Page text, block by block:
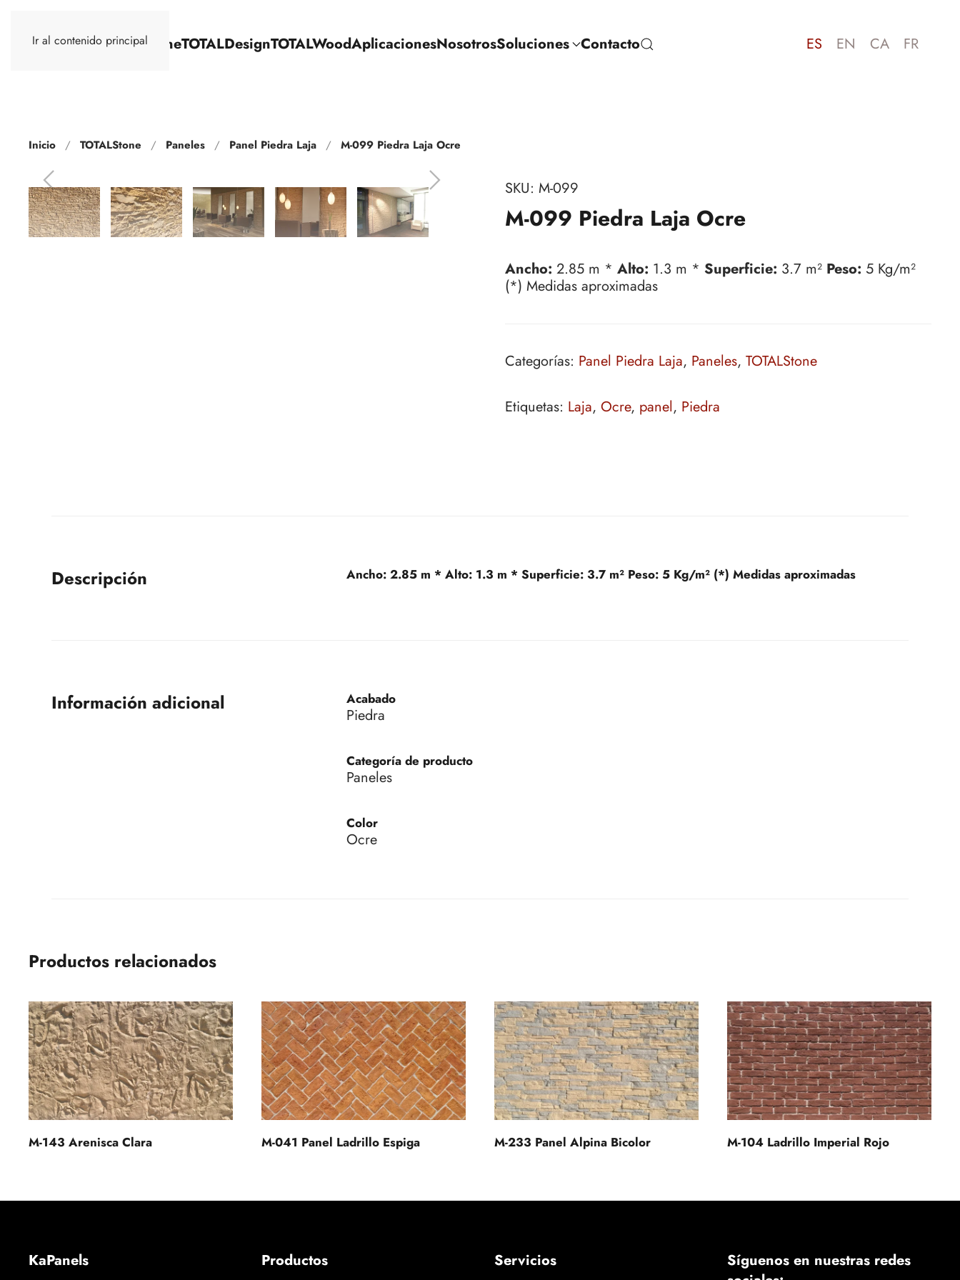
Ir al contenido principal
TOTALStoneTOTALDesignTOTALWoodAplicacionesNosotrosSoluciones Contacto ES EN CA FR
Inicio TOTALStone Paneles Panel Piedra Laja M-099 Piedra Laja Ocre
SKU: M-099
M-099 Piedra Laja Ocre
Ancho: 2.85 m * Alto: 1.3 m * Superficie: 3.7 m² Peso: 5 Kg/m²
(*) Medidas aproximadas
Categorías: Panel Piedra Laja, Paneles, TOTALStone
Etiquetas: Laja, Ocre, panel, Piedra
Descripción Ancho: 2.85 m *Alto: 1.3 m *Superficie: 3.7 m² Peso: 5 Kg/m² (*) Medidas aproximadas
Información adicional Acabado
Piedra
Categoría de producto
Paneles
Color
Ocre
Productos relacionados
M-143 Arenisca Clara M-041 Panel Ladrillo Espiga M-233 Panel Alpina Bicolor M-104 Ladrillo Imperial Rojo
KaPanels Productos Servicios
Síguenos en nuestras redes